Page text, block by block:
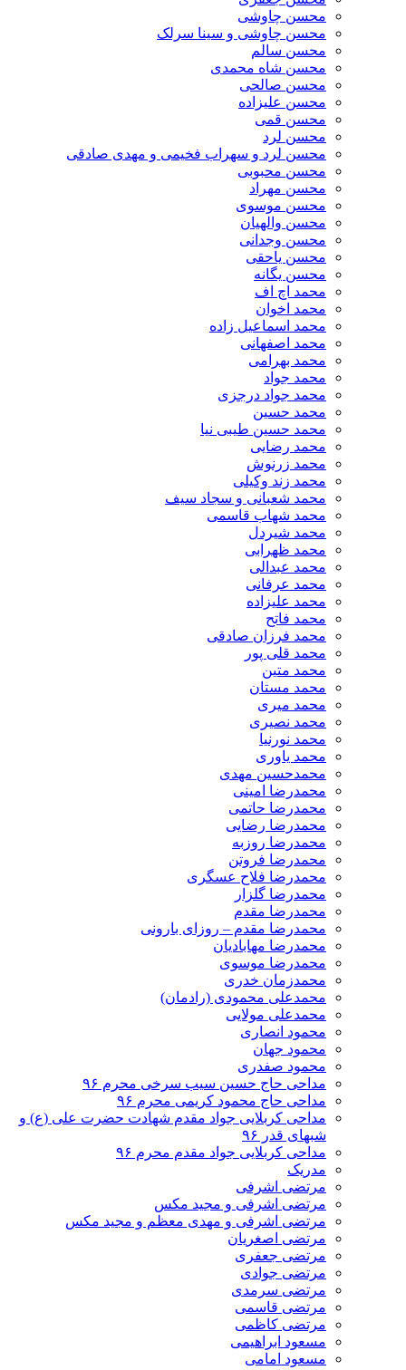
محسن چاوشی
محسن چاوشی و سینا سرلک
محسن سالم
محسن شاه محمدی
محسن صالحی
محسن علیزاده
محسن قمی
محسن لرد
محسن لرد و سهراب فخیمی و مهدی صادقی
محسن محبوبی
محسن مهراد
محسن موسوی
محسن والهیان
محسن وجدانی
محسن یاحقی
محسن یگانه
محمد اچ اف
محمد اخوان
محمد اسماعیل زاده
محمد اصفهانی
محمد بهرامی
محمد جواد
محمد جواد درجزی
محمد حسین
محمد حسین طیبی نیا
محمد رضایی
محمد زرنوش
محمد زند وکیلی
محمد شعبانی و سجاد سیف
محمد شهاب قاسمی
​محمد شیردل
محمد ظهرابی
محمد عبدالی
محمد عرفانی
محمد علیزاده
محمد فاتح
محمد فرزان صادقی
محمد قلی پور
محمد متین
محمد مستان
محمد میری
محمد نصیری
محمد نورنیا
محمد یاوری
محمدحسین مهدی
محمدرضا امینی
محمدرضا حاتمی
محمدرضا رضایی
محمدرضا روزبه
محمدرضا فروتن
محمدرضا فلاح عسگری
محمدرضا گلزار
محمدرضا مقدم
محمدرضا مقدم – روزای بارونی
محمدرضا مهابادیان
محمدرضا موسوی
محمدزمان خدری
محمدعلی محمودی (رادمان)
محمدعلی مولایی
محمود انصاری
محمود جهان
محمود صفدری
مداحی حاج حسین سیب سرخی محرم ۹۶
مداحی حاج محمود کریمی محرم ۹۶
مداحی کربلایی جواد مقدم شهادت حضرت علی (ع) و
شبهای قدر ۹۶
مداحی کربلایی جواد مقدم محرم ۹۶
مدریک
مرتضی اشرفی
مرتضی اشرفی و مجید مکس
مرتضی اشرفی و مهدی معظم و مجید مکس
مرتضی اصغریان
مرتضی جعفری
مرتضی جوادی
مرتضی سرمدی
مرتضی قاسمی
مرتضی کاظمی
مسعود ابراهیمی
مسعود امامی